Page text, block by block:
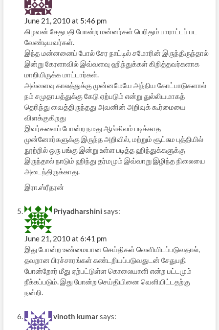
June 21, 2010 at 5:46 pm
கிழவன் சேதுபதி போன்ற மன்னர்கள் பெரிதும் பாராட்டப் பட
வேண்டியவர்கள்.
இந்த மன்னனைப் போல் சேர நாட்டில் சமோரின் இருந்திருந்தால்
இன்று கேரளாவில் இவ்வளவு ஹிந்துக்கள் கிறித்தவர்களாக
மாறியிருக்க மாட்டார்கள்.
அவ்வளவு காலத்துக்கு முன்னமேயே அந்நிய கோட்பாடுகளால்
நம் சமுதாயத்துக்கு கேடு ஏற்படும் என்று துல்லியமாகத்
தெரிந்து வைத்திருந்தது அவனின் அறிவுக் கூர்மையை
விளக்குகிறது
இவர்களைப் போன்ற நமது ஆங்கிலம் படிக்காத
முன்னோர்களுக்கு இருந்த அறிவில், மற்றும் சூட்சும புத்தியில்
நூற்றில் ஒரு பங்கு இன்று உள்ள படித்த ஹிந்துக்களுக்கு
இருந்தால் நாடும் ஹிந்து தர்மமும் இவ்வாறு இழிந்த நிலையை
அடைந்திருக்காது.
இரா.ஸ்ரீதரன்
Priyadharshini says:
June 21, 2010 at 6:41 pm
இது போன்ற உண்மையான செய்திகள் வெளியிடப்படுவதால்,
தவறான பிரச்சாரங்கள் கண்டறியப்படுவதுடன் சேதுபதி
போன்றோர் மீது ஏற்பட்டுள்ள கொலையாளி என்ற பட்டமும்
நீக்கப்படும். இது போன்ற செய்தியினை வெளியிட்டதற்கு
நன்றி.
vinoth kumarsays: